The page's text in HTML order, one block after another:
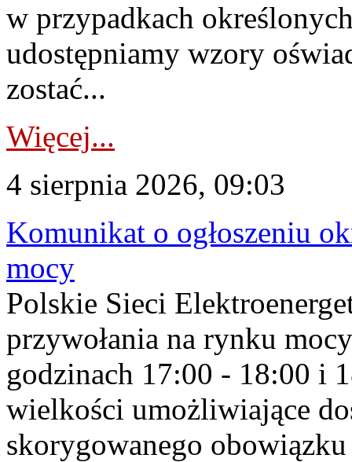
w przypadkach
udostępniamy wzory
zostać...
Więcej...
4 sierpnia 2026, 09:03
Komunikat o ogłoszeniu
mocy
Polskie Sieci
przywołania na rynku
godzinach 17:00 - 18:00 i
wielkości umożliwiające
skorygowanego